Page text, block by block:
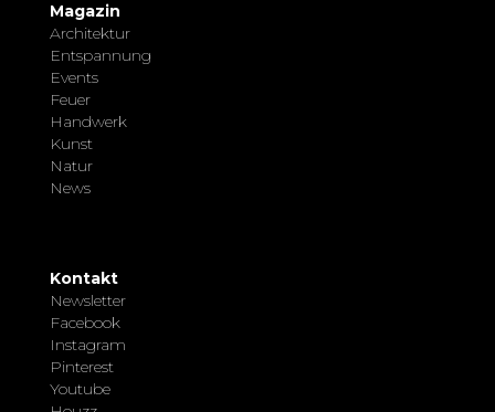
Magazin
Architektur
Entspannung
Events
Feuer
Handwerk
Kunst
Natur
News
Kontakt
Newsletter
Facebook
Instagram
Pinterest
Youtube